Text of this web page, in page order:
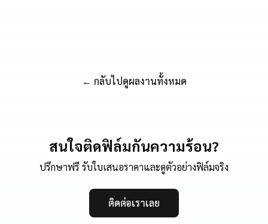
← กลับไปดูผลงานทั้งหมด
สนใจติดฟิล์มกันความร้อน?
ปรึกษาฟรี รับใบเสนอราคาและดูตัวอย่างฟิล์มจริง
ติดต่อเราเลย